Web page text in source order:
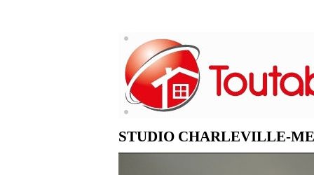
STUDIO CHARLEVILLE-